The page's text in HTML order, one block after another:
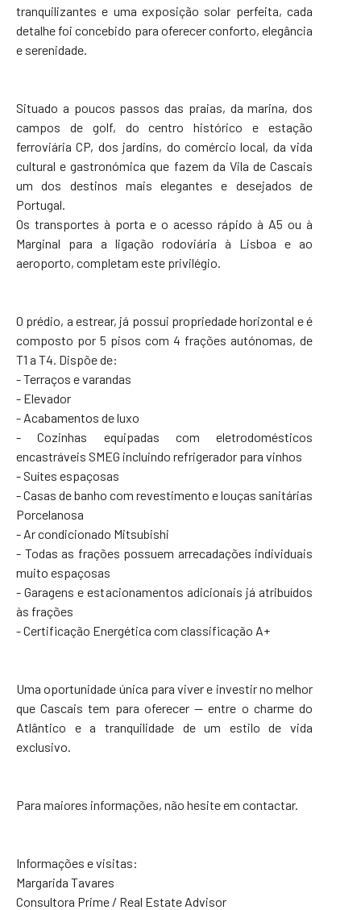
tranquilizantes e uma exposição solar perfeita, cada
detalhe foi concebido para oferecer conforto, elegância
e serenidade.
Situado a poucos passos das praias, da marina, dos
campos de golf, do centro histórico e estação
ferroviária CP, dos jardins, do comércio local, da vida
cultural e gastronómica que fazem da Vila de Cascais
um dos destinos mais elegantes e desejados de
Portugal.
Os transportes à porta e o acesso rápido à A5 ou à
Marginal para a ligação rodoviária à Lisboa e ao
aeroporto, completam este privilégio.
O prédio, a estrear, já possui propriedade horizontal e é
composto por 5 pisos com 4 frações autónomas, de
T1 a T4. Dispõe de:
- Terraços e varandas
- Elevador
- Acabamentos de luxo
- Cozinhas equipadas com eletrodomésticos
encastráveis SMEG incluindo refrigerador para vinhos
- Suítes espaçosas
- Casas de banho com revestimento e louças sanitárias
Porcelanosa
- Ar condicionado Mitsubishi
- Todas as frações possuem arrecadações individuais
muito espaçosas
- Garagens e estacionamentos adicionais já atribuídos
às frações
- Certificação Energética com classificação A+
Uma oportunidade única para viver e investir no melhor
que Cascais tem para oferecer — entre o charme do
Atlântico e a tranquilidade de um estilo de vida
exclusivo.
Para maiores informações, não hesite em contactar.
Informações e visitas:
Margarida Tavares
Consultora Prime / Real Estate Advisor